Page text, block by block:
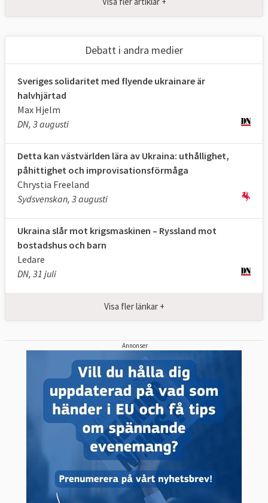
Debatt i andra medier
Sveriges solidaritet med flyende ukrainare är
halvhjärtad
Max Hjelm
DN, 3 augusti
Detta kan västvärlden lära av Ukraina: uthållighet,
påhittighet och improvisationsförmåga
Chrystia Freeland
Sydsvenskan, 3 augusti
Ukraina slår mot krigsmaskinen – Ryssland mot
bostadshus och barn
Ledare
DN, 31 juli
Visa fler länkar +
Annonser